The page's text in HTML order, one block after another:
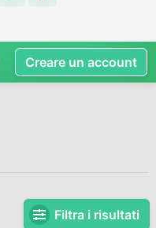
Filtra i risultati
Creare un account